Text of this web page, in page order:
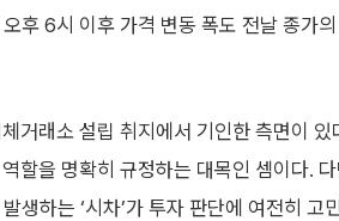
후 6시 이후 가격 변동 폭도 전날 종가
거래소 설립 취지에서 기인한 측면이
할을 명확히 규정하는 대목인 셈이다.
생하는 ‘시차’가 투자 판단에 여전히 고